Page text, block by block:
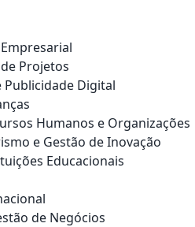
Projetos
Publicidade Digital
Humanos e Organizações
e Gestão de Inovação
Educacionais
de Negócios